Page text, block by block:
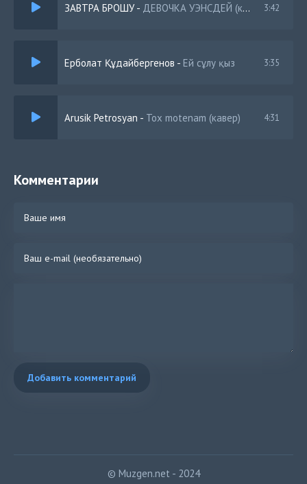
ЗАВТРА БРОШУ - ДЕВОЧКА УЭНСДЕЙ (кавер) 3:42
Ерболат Құдайбергенов - Ей сұлу қыз 3:35
Arusik Petrosyan - Tox motenam (кавер) 4:31
Комментарии
Добавить комментарий
© Muzgen.net - 2024